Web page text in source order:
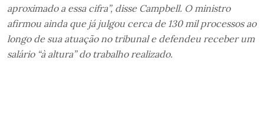
aproximado a essa cifra”, disse Campbell. O ministro
afirmou ainda que já julgou cerca de 130 mil processos ao
longo de sua atuação no tribunal e defendeu receber um
salário “à altura” do trabalho realizado.